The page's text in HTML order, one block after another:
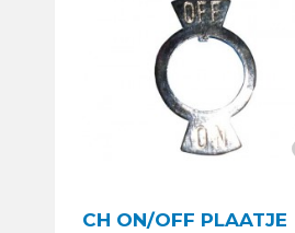
CH ON/OFF PLAATJE